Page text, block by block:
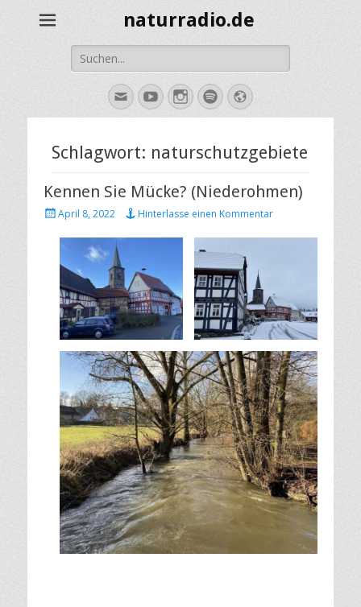
naturradio.de
Suche
nach:
E-
Mail
YouTubeInstagram
SpotifyWebsite
Schlagwort: naturschutzgebiete
Kennen Sie Mücke? (Niederohmen)
Veröffentlicht
April 8, 2022 Hinterlasse einen Kommentar